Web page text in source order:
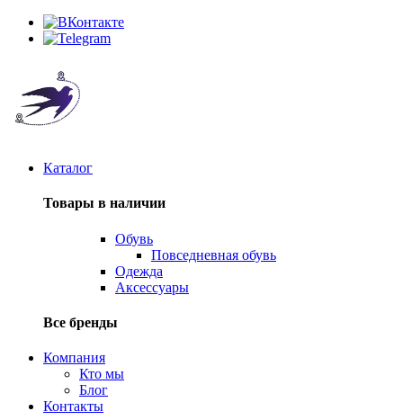
Каталог
Товары в наличии
Обувь
Повседневная обувь
Одежда
Аксессуары
Все бренды
Компания
Кто мы
Блог
Контакты